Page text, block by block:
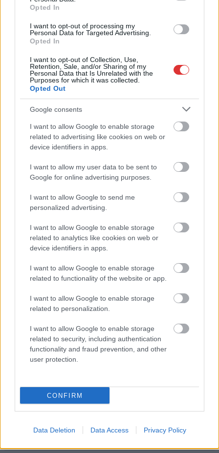
Opted In
I want to opt-out of processing my
Personal Data for Targeted Advertising.
Opted In
I want to opt-out of Collection, Use,
Retention, Sale, and/or Sharing of my
Personal Data that Is Unrelated with the
Purposes for which it was collected.
Opted Out
Google consents
I want to allow Google to enable storage
related to advertising like cookies on web or
device identifiers in apps.
I want to allow my user data to be sent to
Google for online advertising purposes.
I want to allow Google to send me
personalized advertising.
I want to allow Google to enable storage
related to analytics like cookies on web or
device identifiers in apps.
I want to allow Google to enable storage
related to functionality of the website or app.
I want to allow Google to enable storage
related to personalization.
I want to allow Google to enable storage
related to security, including authentication
functionality and fraud prevention, and other
user protection.
CONFIRM
Data Deletion Data Access Privacy Policy
fennakadásokra és pótlóbuszos közlekedésre számítsunk az
Visszaszámlálás indul: -1, 0, Sziget!
független helyi sajtóból
Már magasabb szinten is nyomoznak Szijjártó
büntetőügyében, vesztegetés miatt 3 év letöltendőt kaphat és
ez csak az egyik botrány
több otthoni kútból fogy ki a víz
Szolnokon egy kulcsfontosságú körforgalmat részlegesen
mértékben lebénul
alapos késések alakultak ki a menetrendhez képest,
kimaradás is előfordult
Ön szerint hogy készül a hamisítatlan szolnoki habos isler?
Országos ellenőrzés indult a hazai akkumulátoripari
Az idei év leglassabb növekedését hozta a június a
Györfi Mihály több tucat vállalkozással egyeztetett a
kerékpárgyár dolgozóinak megsegítéséről
41 fok fölé forrósodott az ország, Szolnokon pedig egy másik
rekord is megdőlt
Egy telefonhívást akart, végül rendőrök vitték el a mezőtúri
A Tisza kormány minisztere újabb nagy változásokról döntött
a közoktatásban – például az iskolaigazgatók visszakapják
munkáltatói jogaikat
Sok volt az igazolatlan hiányzás, Pócs János fizetéslevonást